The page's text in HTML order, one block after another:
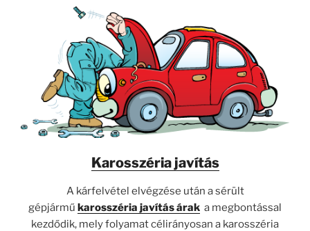
Karosszéria javítás
A kárfelvétel elvégzése után a sérült
gépjármű karosszéria javítás árak a megbontással
kezdődik, mely folyamat célirányosan a karosszéria